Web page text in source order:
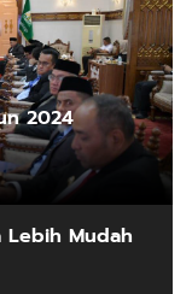
2024
Lebih Mudah